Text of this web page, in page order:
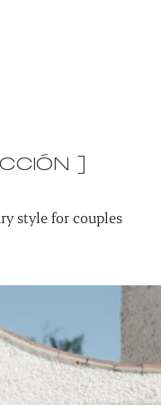
]
style for couples